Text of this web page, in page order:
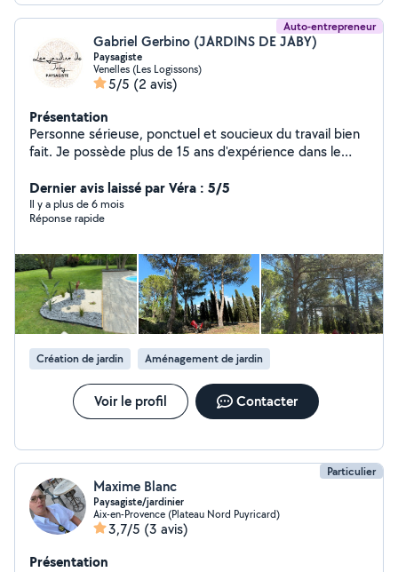
Auto-entrepreneur
Gabriel Gerbino (JARDINS DE JABY)
Paysagiste
Venelles (Les Logissons)
5/5 (2 avis)
Présentation
Personne sérieuse, ponctuel et soucieux du travail bien
fait. Je possède plus de 15 ans d'expérience dans le
au mieux à vos besoins.
Dernier avis laissé par Véra : 5/5
Il y a plus de 6 mois
Réponse rapide
Création de jardin Aménagement de jardin
Voir le profil Contacter
Particulier
Maxime Blanc
Paysagiste/jardinier
Aix-en-Provence (Plateau Nord Puyricard)
3,7/5 (3 avis)
Présentation